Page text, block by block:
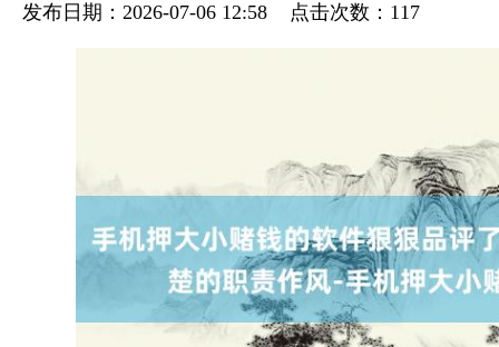
发布日期：2026-07-06 12:58 点击次数：117